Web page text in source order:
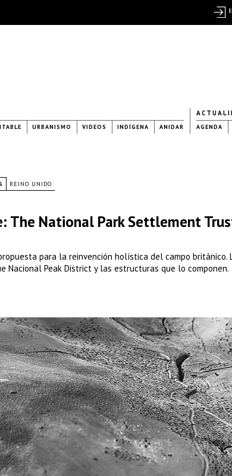
URBANISMO VIDEOS INDÍGENA ANIDAR AGENDA
REINO UNIDO
The National Park Settlement
para la reinvención holística del campo británico.
Nacional Peak District y las estructuras que lo componen.